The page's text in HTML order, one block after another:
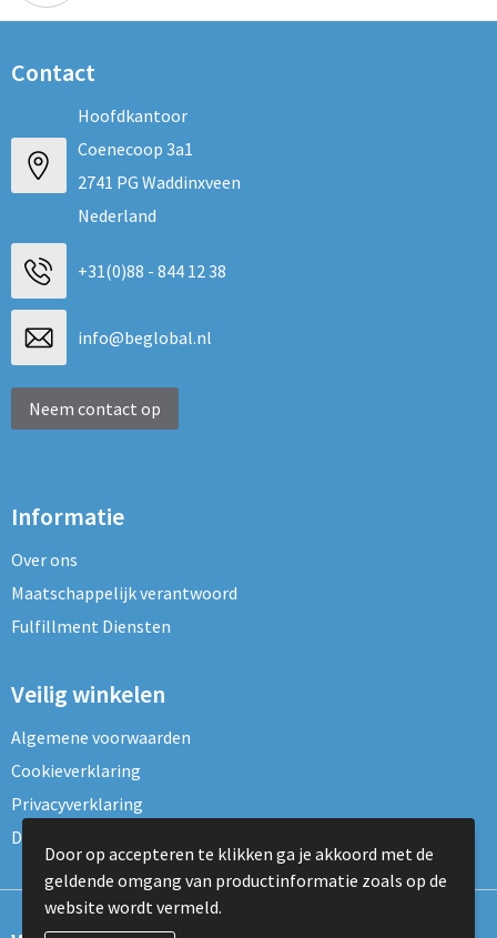
Contact
Hoofdkantoor
Coenecoop 3a1
2741 PG Waddinxveen
Nederland
+31(0)88 - 844 12 38
info@beglobal.nl
Neem contact op
Informatie
Over ons
Maatschappelijk verantwoord
Fulfillment Diensten
Veilig winkelen
Algemene voorwaarden
Cookieverklaring
Privacyverklaring
Disclaimer
Door op accepteren te klikken ga je akkoord met de
geldende omgang van productinformatie zoals op de
website wordt vermeld.